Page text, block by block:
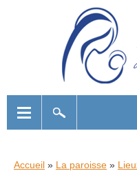
Accueil » La paroisse »